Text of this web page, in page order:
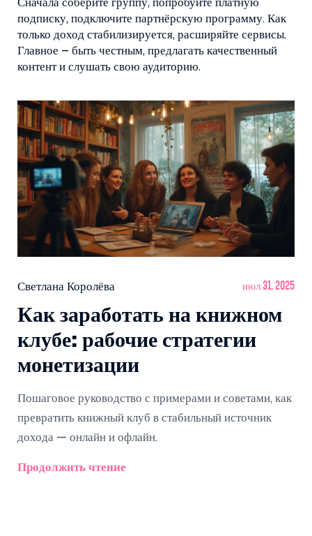
Сначала соберите группу, попробуйте платную
подписку, подключите партнёрскую программу. Как
только доход стабилизируется, расширяйте сервисы.
Главное – быть честным, предлагать качественный
контент и слушать свою аудиторию.
Светлана Королёва июл 31, 2025
Как заработать на книжном
клубе: рабочие стратегии
монетизации
Пошаговое руководство с примерами и советами, как
превратить книжный клуб в стабильный источник
дохода — онлайн и офлайн.
Продолжить чтение